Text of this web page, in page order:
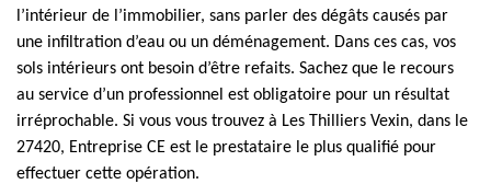
l’intérieur de l’immobilier, sans parler des dégâts causés par
une infiltration d’eau ou un déménagement. Dans ces cas, vos
sols intérieurs ont besoin d’être refaits. Sachez que le recours
au service d’un professionnel est obligatoire pour un résultat
irréprochable. Si vous vous trouvez à Les Thilliers Vexin, dans le
27420, Entreprise CE est le prestataire le plus qualifié pour
effectuer cette opération.